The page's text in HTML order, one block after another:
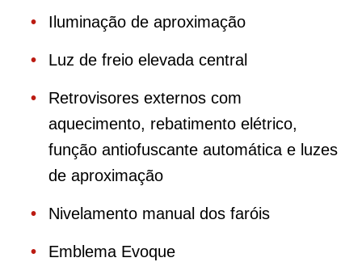
Iluminação de aproximação
Luz de freio elevada central
Retrovisores externos com
aquecimento, rebatimento elétrico,
função antiofuscante automática e luzes
de aproximação
Nivelamento manual dos faróis
Emblema Evoque